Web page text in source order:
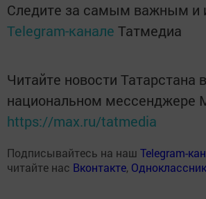
Следите за самым важным и
Telegram-канале Татмедиа
Читайте новости Татарстана в
национальном мессенджере
https://max.ru/tatmedia
Подписывайтесь на наш Telegram-
читайте нас Вконтакте,